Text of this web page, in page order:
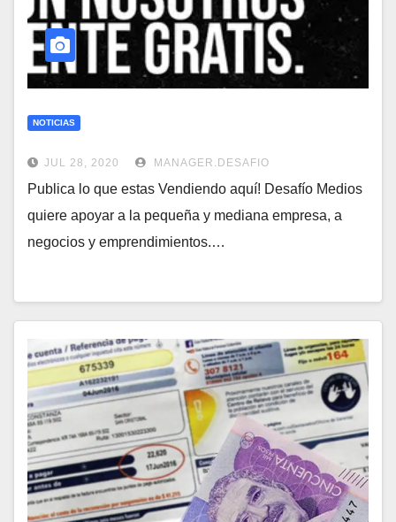
NOTICIAS
JUL 28, 2020 MANAGER.DESAFIO
Publica lo que estas Vendiendo aquí! Desafío Medios
quiere apoyar a la pequeña y mediana empresa, a
negocios y emprendimientos.…